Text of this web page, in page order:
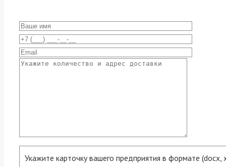
Укажите карточку вашего предприятия в формате (docx,